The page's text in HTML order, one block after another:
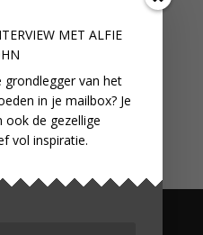
MET ALFIE
van het
in je mailbox? Je
de gezellige
vol inspiratie.